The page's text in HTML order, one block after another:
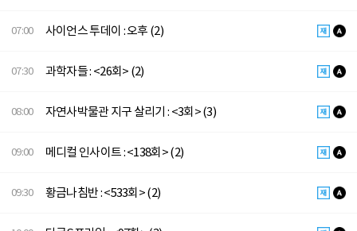
07:00 사이언스 투데이 : 오후 (2)
07:30 과학자들 : <26회> (2)
08:00 자연사박물관 지구 살리기 : <3회> (3)
09:00 메디컬 인사이트 : <138회> (2)
09:30 황금나침반 : <533회> (2)